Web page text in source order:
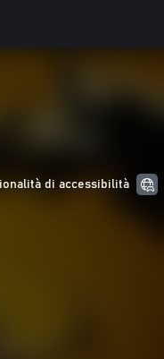
di accessibilità